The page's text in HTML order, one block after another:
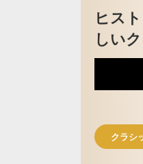
ヒス
しい
クラシ